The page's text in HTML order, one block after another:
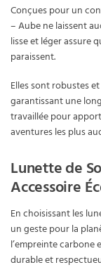
Conçues pour un
– Aube ne laissent
lisse et léger assure
paraissent.
Elles sont robustes
garantissant une
travaillée pour
aventures les plus
Lunette de
Accessoire
En choisissant les
un geste pour la
l’empreinte
durable et